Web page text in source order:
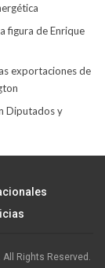
figura de Enrique
exportaciones de
Diputados y
All Rights Reserved.